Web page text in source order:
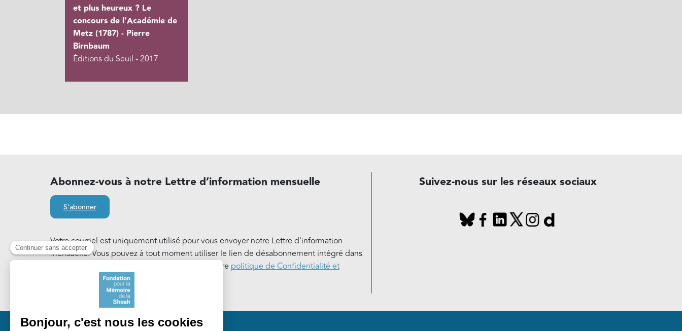
et plus heureux ? Le
concours de l’Académie de
Metz (1787) - Pierre
Birnbaum
Éditions du Seuil - 2017
Abonnez-vous à notre Lettre d’information mensuelle
S'abonner
Votre courriel est uniquement utilisé pour vous envoyer notre Lettre d'information
mensuelle. Vous pouvez à tout moment utiliser le lien de désabonnement intégré dans
notre Lettre d'information. En savoir plus sur notre politique de Confidentialité et
Suivez-nous sur les réseaux sociaux
Pied de page